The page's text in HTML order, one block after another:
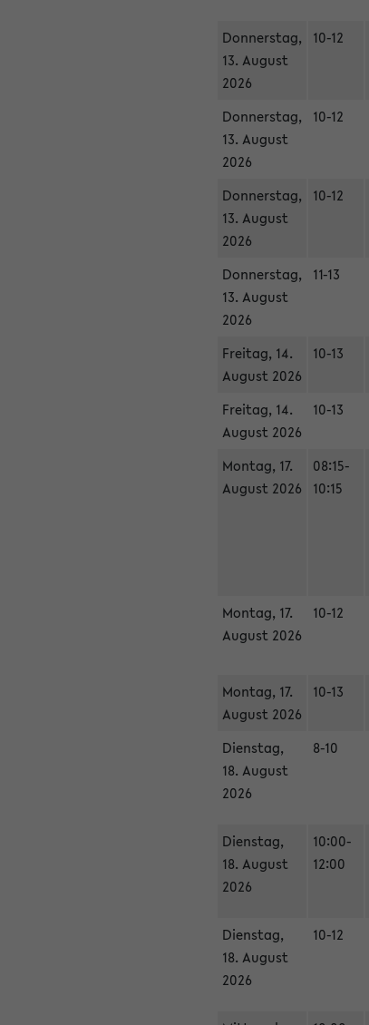
Donnerstag,
13. August
2026
10-12
Donnerstag,
13. August
2026
10-12
Donnerstag,
13. August
2026
10-12
Donnerstag,
13. August
2026
11-13
Freitag, 14.
August 2026
10-13
Freitag, 14.
August 2026
10-13
Montag, 17.
August 2026
08:15-
10:15
Montag, 17.
August 2026
10-12
Montag, 17.
August 2026
10-13
Dienstag,
18. August
2026
8-10
Dienstag,
18. August
2026
10:00-
12:00
Dienstag,
18. August
2026
10-12